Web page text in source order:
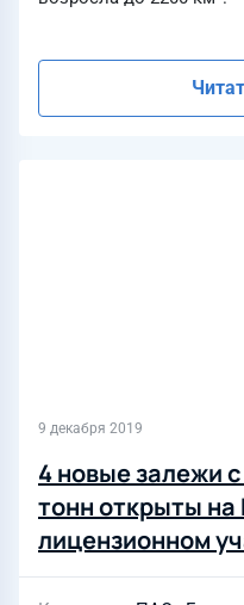
9 декабря 2019
4 новые залежи
тонн открыты
лицензионном